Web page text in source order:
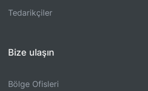
Tedarikçiler
Bize ulaşın
Bölge Ofisleri